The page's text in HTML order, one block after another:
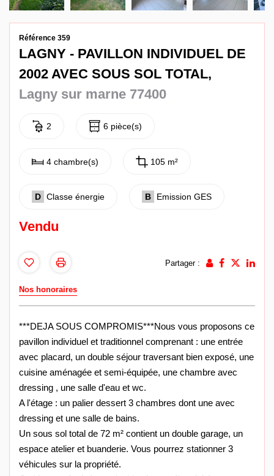
Référence 359
LAGNY - PAVILLON INDIVIDUEL DE
2002 AVEC SOUS SOL TOTAL,
Lagny sur marne 77400
2 6 pièce(s)
4 chambre(s) 105 m²
D Classe énergie B Emission GES
Vendu
Partager :
Nos honoraires
***DEJA SOUS COMPROMIS***Nous vous proposons ce
pavillon individuel et traditionnel comprenant : une entrée
avec placard, un double séjour traversant bien exposé, une
cuisine aménagée et semi-équipée, une chambre avec
dressing , une salle d'eau et wc.
A l'étage : un palier dessert 3 chambres dont une avec
dressing et une salle de bains.
Un sous sol total de 72 m² contient un double garage, un
espace atelier et buanderie. Vous pourrez stationner 3
véhicules sur la propriété.